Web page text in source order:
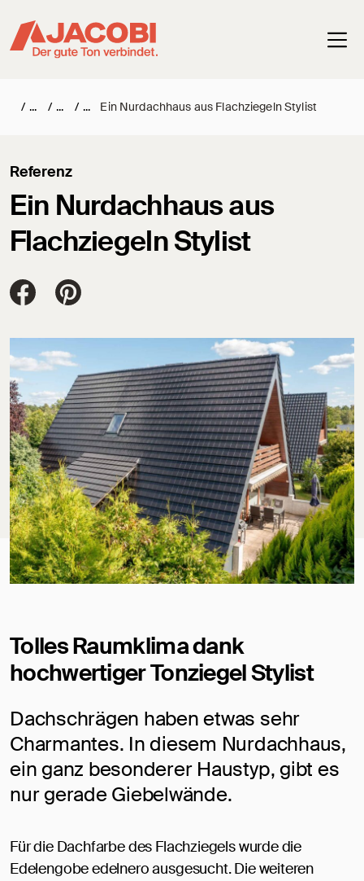
/ / / Ein Nurdachhaus aus Flachziegeln Stylist
Ein Nurdachhaus aus
Flachziegeln Stylist
Referenz
Jacobi Dachziegel auf FaceBook
Jacobi Dachziegel auf Pinterest
Tolles Raumklima dank
hochwertiger Tonziegel Stylist
Dachschrägen haben etwas sehr
Charmantes. In diesem Nurdachhaus,
ein ganz besonderer Haustyp, gibt es
nur gerade Giebelwände.
Für die Dachfarbe des Flachziegels wurde die
Edelengobe edelnero ausgesucht. Die weiteren